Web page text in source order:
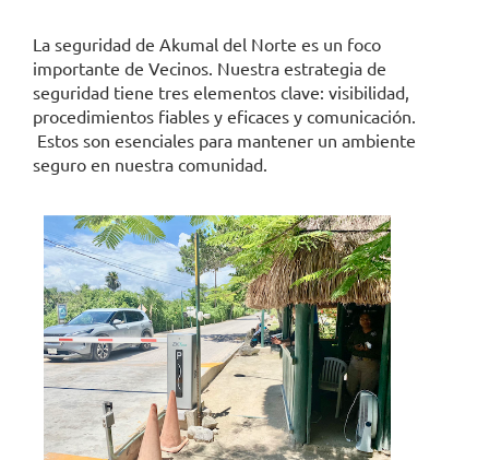
La seguridad de Akumal del Norte es un foco
importante de Vecinos. Nuestra estrategia de
seguridad tiene tres elementos clave: visibilidad,
procedimientos fiables y eficaces y comunicación.
Estos son esenciales para mantener un ambiente
seguro en nuestra comunidad.